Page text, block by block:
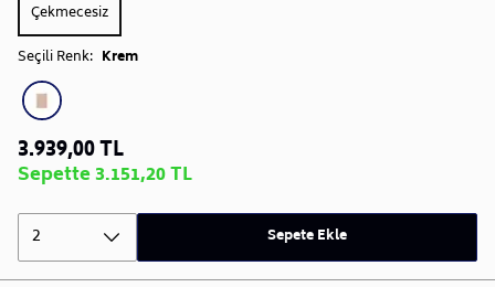
Çekmecesiz
Seçili Renk: Krem
3.939,00 TL
Sepette 3.151,20 TL
2 Sepete Ekle